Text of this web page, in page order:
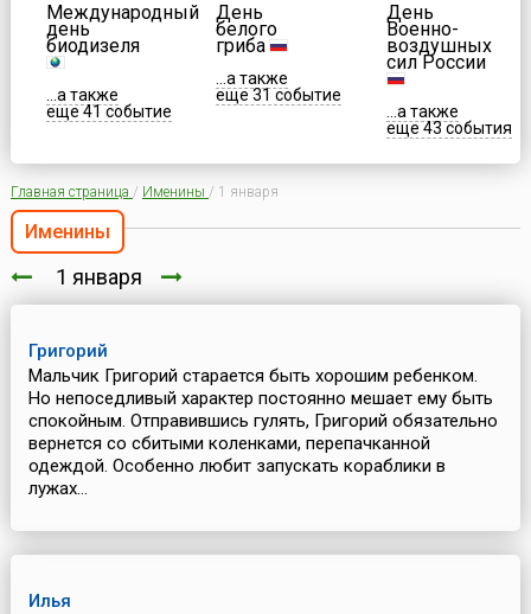
Международный
день
биодизеля
...а также
еще 41 событие
День
белого
гриба
...а также
еще 31 событие
День
Военно-
воздушных
сил России
...а также
еще 43 события
Главная страница / Именины / 1 января
Именины
1 января
Григорий
Мальчик Григорий старается быть хорошим ребенком.
Но непоседливый характер постоянно мешает ему быть
спокойным. Отправившись гулять, Григорий обязательно
вернется со сбитыми коленками, перепачканной
одеждой. Особенно любит запускать кораблики в
лужах...
Илья